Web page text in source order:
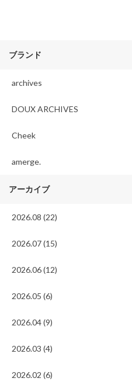
ブランド
archives
DOUX ARCHIVES
Cheek
amerge.
アーカイブ
2026.08 (22)
2026.07 (15)
2026.06 (12)
2026.05 (6)
2026.04 (9)
2026.03 (4)
2026.02 (6)